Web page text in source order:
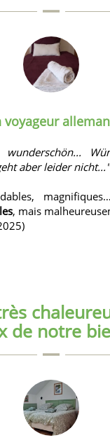
voyageur
wunderschön...
aber leider nicht..."
, mais
de notre